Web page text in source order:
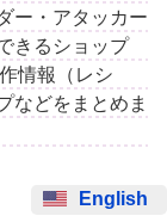
ー・アタッカー
きるショップ
情報（レシ
などをまとめま
English